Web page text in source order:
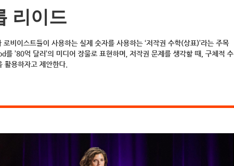
리이드
비이스트들이 사용하는 실제 숫자를 사용하는 ‘저작권 수학(상표)’라는 주목
’80억 달러’의 미디어 장물로 표현하며, 저작권 문제를 생각할 때, 구체적 수
활용하자고 제안한다.